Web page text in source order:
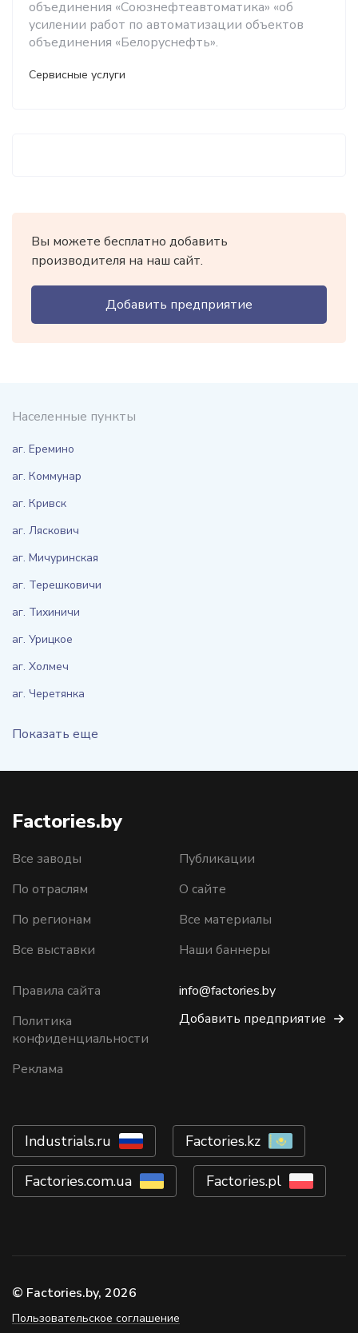
объединения «Союзнефтеавтоматика» «об
усилении работ по автоматизации объектов
объединения «Белоруснефть».
Сервисные услуги
Вы можете бесплатно добавить
производителя на наш сайт.
Добавить предприятие
Населенные пункты
аг. Еремино
аг. Коммунар
аг. Кривск
аг. Ляскович
аг. Мичуринская
аг. Терешковичи
аг. Тихиничи
аг. Урицкое
аг. Холмеч
аг. Черетянка
Показать еще
Factories.by
Все заводы
По отраслям
По регионам
Все выставки
Публикации
О сайте
Все материалы
Наши баннеры
Правила сайта
Политика
конфиденциальности
Реклама
info@factories.by
Добавить предприятие
Industrials.ru Factories.kz
Factories.com.ua Factories.pl
© Factories.by, 2026
Пользовательское соглашение